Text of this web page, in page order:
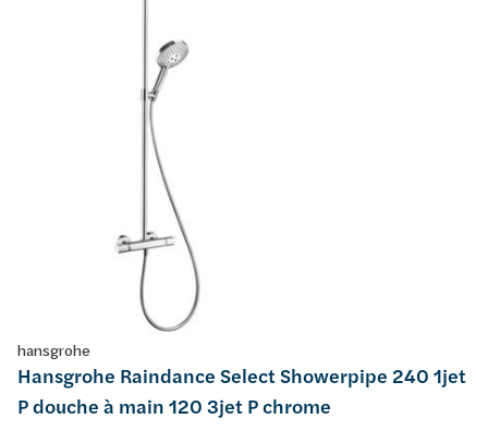
hansgrohe
Hansgrohe Raindance Select Showerpipe 240 1jet
P douche à main 120 3jet P chrome